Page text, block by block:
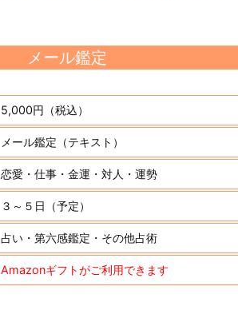
メール鑑定
5,000円（税込）
メール鑑定（テキスト）
恋愛・仕事・金運・対人・運勢
３～５日（予定）
占い・第六感鑑定・その他占術
Amazonギフトがご利用できます